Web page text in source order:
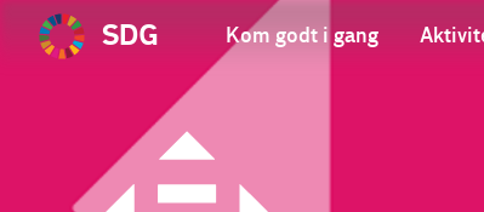
SDG Kom godt i gang